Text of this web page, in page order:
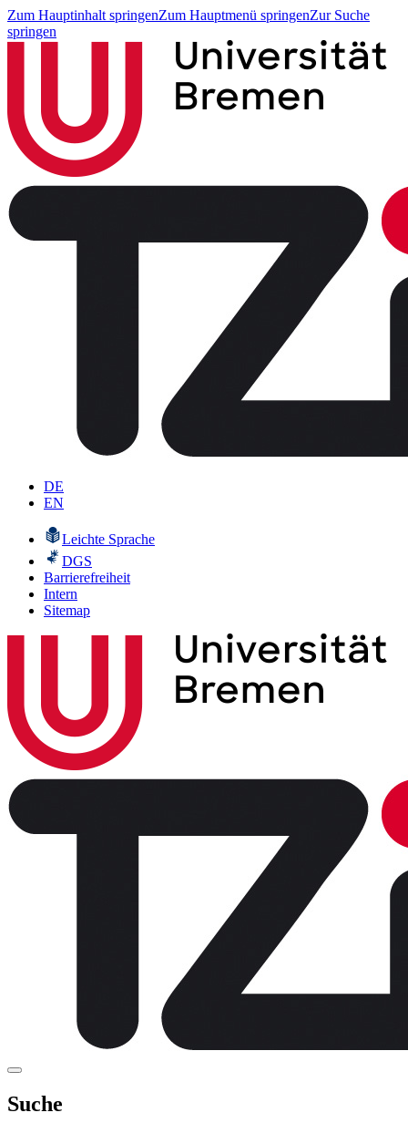
Zum Hauptinhalt springenZum Hauptmenü springenZur Suche
springen
DE
EN
Leichte Sprache
DGS
Barrierefreiheit
Intern
Sitemap
Suche